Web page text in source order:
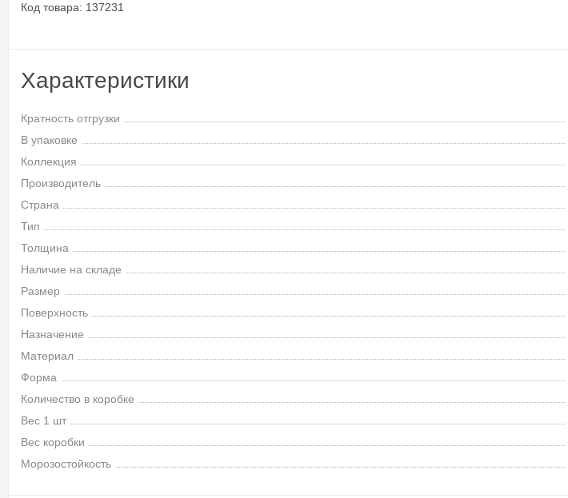
Код товара: 137231
Характеристики
Кратность отгрузки
В упаковке
Коллекция
Производитель
Страна
Тип
Толщина
Наличие на складе
Размер
Поверхность
Назначение
Материал
Форма
Количество в коробке
Вес 1 шт
Вес коробки
Морозостойкость